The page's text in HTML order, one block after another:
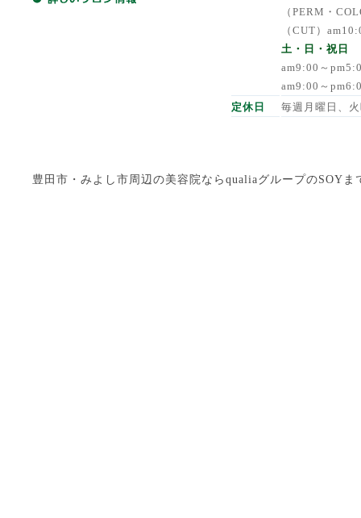
（PERM・
（CUT）
土・日・祝日
am9:00～
am9:00～
定休日
毎週月曜日、
豊田市・みよし市周辺の美容院ならqualiaグループのSOY